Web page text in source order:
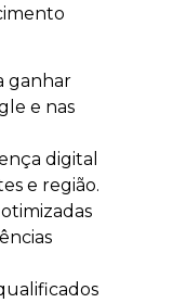
ganhar
e nas
digital
e região.